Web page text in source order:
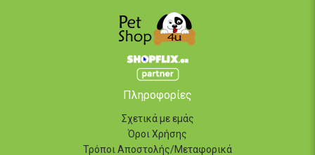
Πληροφορίες
Σχετικά με εμάς
Όροι Χρήσης
Τρόποι Αποστολής/Μεταφορικά